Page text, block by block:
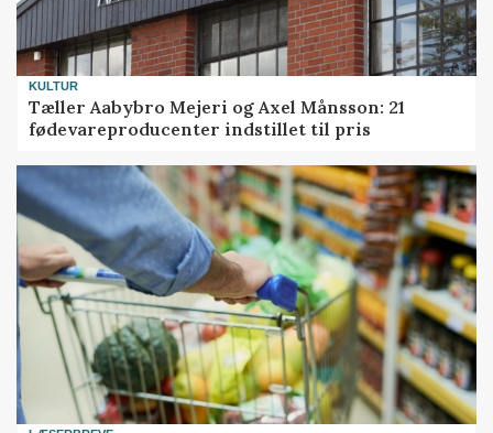
KULTUR
Tæller Aabybro Mejeri og Axel Månsson: 21
fødevareproducenter indstillet til pris